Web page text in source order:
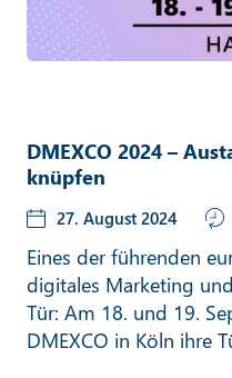
DMEXCO 2024 –
knüpfen
27. August 2024
Eines der führenden
digitales Marketing
Tür: Am 18. und 19.
DMEXCO in Köln ihre